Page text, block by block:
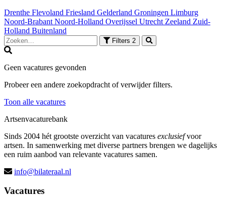
Drenthe Flevoland Friesland Gelderland Groningen Limburg
Noord-Brabant Noord-Holland Overijssel Utrecht Zeeland Zuid-
Holland Buitenland
Filters 2
Geen vacatures gevonden
Probeer een andere zoekopdracht of verwijder filters.
Toon alle vacatures
Artsenvacaturebank
Sinds 2004 hét grootste overzicht van vacatures exclusiefvoor
artsen. In samenwerking met diverse partners brengen we dagelijks
een ruim aanbod van relevante vacatures samen.
info@bilateraal.nl
Vacatures